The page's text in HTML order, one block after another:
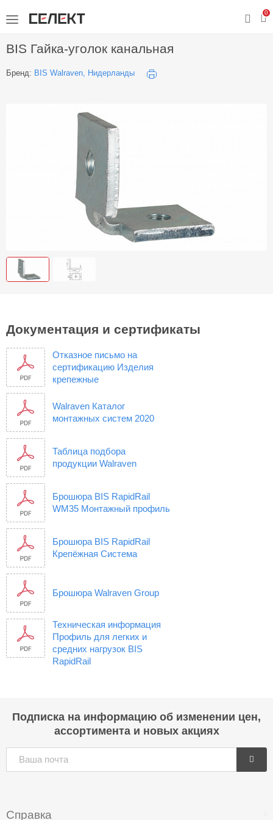
0
BIS Гайка-уголок канальная
Бренд: BIS Walraven, Нидерланды
Документация и сертификаты
Отказное письмо на
сертификацию Изделия
крепежные
Walraven Каталог
монтажных систем 2020
Таблица подбора
продукции Walraven
Брошюра BIS RapidRail
WM35 Монтажный профиль
Брошюра BIS RapidRail
Крепёжная Система
Брошюра Walraven Group
Техническая информация
Профиль для легких и
средних нагрузок BIS
RapidRail
Подписка на информацию об изменении цен,
ассортимента и новых акциях
Справка